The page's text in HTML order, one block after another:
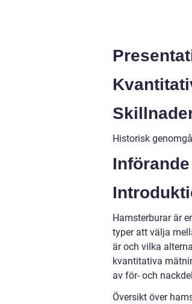
Historisk
Hamsterburar är
typer att välja
är och vilka
kvantitativa
av för- och
Översikt över